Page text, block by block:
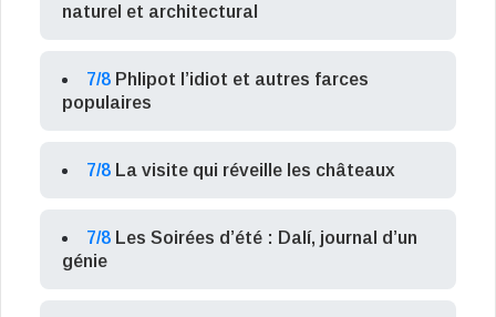
naturel et architectural
7/8 Phlipot l’idiot et autres farces
populaires
7/8 La visite qui réveille les châteaux
7/8 Les Soirées d’été : Dalí, journal d’un
génie